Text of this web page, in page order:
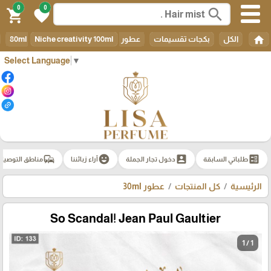
Select Language ▼
search
0
favorite
0
shopping_cart
home الكل بكجات تقسيمات عطور 80ml Niche creativity 100ml
ballotطلباتي السابقة account_box دخول تجار الجملة emoji_emotionsآراء زبائننا commuteمناطق
الرئيسية كل المنتجات عطور 30ml
So Scandal! Jean Paul Gaultier
1 / 1